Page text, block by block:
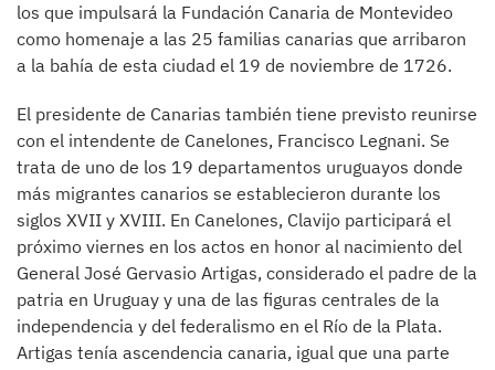
los que impulsará la Fundación Canaria de Montevideo
como homenaje a las 25 familias canarias que arribaron
a la bahía de esta ciudad el 19 de noviembre de 1726.
El presidente de Canarias también tiene previsto reunirse
con el intendente de Canelones, Francisco Legnani. Se
trata de uno de los 19 departamentos uruguayos donde
más migrantes canarios se establecieron durante los
siglos XVII y XVIII. En Canelones, Clavijo participará el
próximo viernes en los actos en honor al nacimiento del
General José Gervasio Artigas, considerado el padre de la
patria en Uruguay y una de las figuras centrales de la
independencia y del federalismo en el Río de la Plata.
Artigas tenía ascendencia canaria, igual que una parte